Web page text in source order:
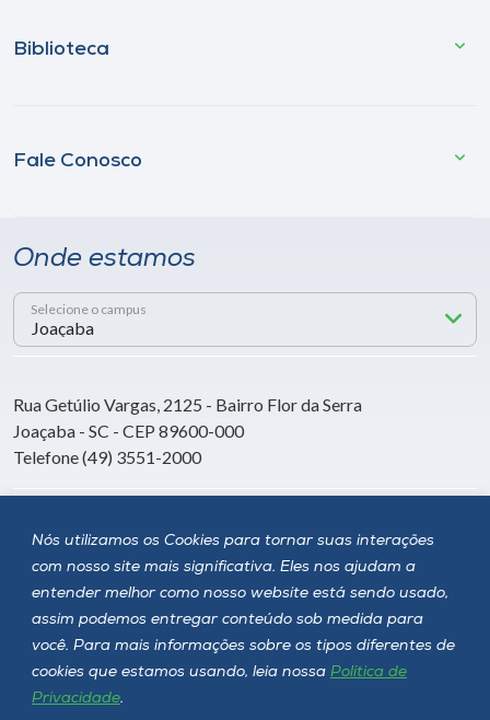
Nós utilizamos os Cookies para tornar suas interações
com nosso site mais significativa. Eles nos ajudam a
entender melhor como nosso website está sendo usado,
assim podemos entregar conteúdo sob medida para
você. Para mais informações sobre os tipos diferentes de
cookies que estamos usando, leia nossa Política de
Privacidade.
Biblioteca
Fale Conosco
Onde estamos
Selecione o campus
Rua Getúlio Vargas, 2125 - Bairro Flor da Serra
Joaçaba - SC - CEP 89600-000
Telefone (49) 3551-2000
Siga a Unoesc